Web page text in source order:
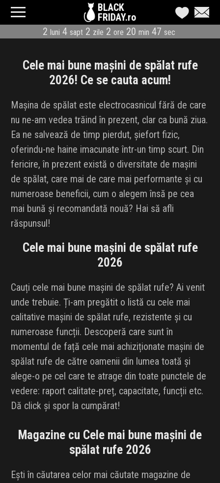
BLACK
FRIDAY.ro
2 luni 4 sapt 2 zile 2 ore 20 min 47 sec
CATEGORII
MAGAZINE
ÎNSCRIE MAGAZIN
LIVE BLOG
REDUCERI
CODURI REDUCERE
CÂND E BLACK FRIDAY
ABONARE NEWSLETTER
IDEI DE CADOURI
ȘTIRI
FAVORITE
Cele mai bune mașini de spălat rufe
2026! Ce se cauta acum!
Mașina de spălat este electrocasnicul fără de care
nu ne-am vedea trăind în prezent, clar ca bună ziua.
Ea ne salvează de timp pierdut, șiefort fizic,
oferindu-ne haine imacunate într-un timp scurt. Din
fericire, în prezent există o diversitate de mașini
de spălat, care mai de care mai performante și cu
numeroase beneficii, cum o alegem însă pe cea
mai bună și recomandată nouă? Hai să afli
răspunsul!
Cele mai bune mașini de spălat rufe
2026
Cauți cele mai bune mașini de spălat rufe? Ai venit
unde trebuie. Ți-am pregătit o listă cu cele mai
calitative mașini de spălat rufe, rezistente și cu
numeroase funcții. Descoperă care sunt în
momentul de față cele mai achiziționate mașini de
spălat rufe de către oamenii din lumea toată și
alege-o pe cel care te atrage din toate punctele de
vedere: raport calitate-preț, capacitate, funcții etc.
Dă click și spor la cumpărat!
Magazine cu Cele mai bune mașini de
spălat rufe 2026
Ești în căutarea celor mai căutate magazine de